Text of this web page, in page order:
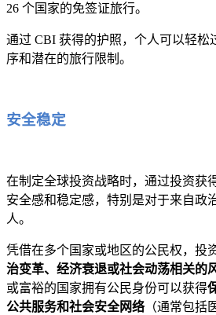
26 个国家的免签证旅行。
通过 CBI 获得的护照，个人可以轻松
序和潜在的旅行限制。
安全稳定
在制定全球投资战略时，通过投资获
安全感和稳定感，特别是对于来自政
人。
凭借在多个国家或地区的公民权，投
治变革、经济衰退或社会动荡相关的
或富裕的国家拥有公民身份可以获得
公共服务和社会安全网络 （通常包括